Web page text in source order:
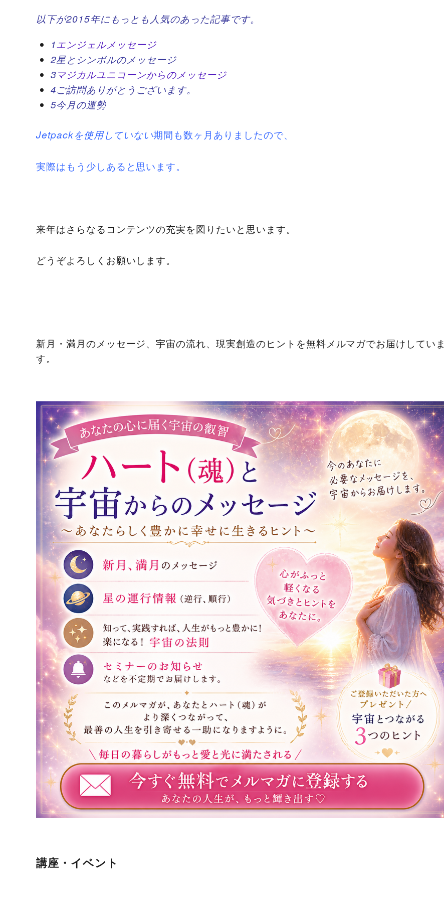
以下が2015年にもっとも人気のあった記事です。
1エンジェルメッセージ
2星とシンボルのメッセージ
3マジカルユニコーンからのメッセージ
4ご訪問ありがとうございます。
5今月の運勢
Jetpackを使用していない期間も数ヶ月ありましたので、
実際はもう少しあると思います。
来年はさらなるコンテンツの充実を図りたいと思います。
どうぞよろしくお願いします。
新月・満月のメッセージ、宇宙の流れ、現実創造のヒントを無料メルマガでお届けしていま
す。
講座・イベント